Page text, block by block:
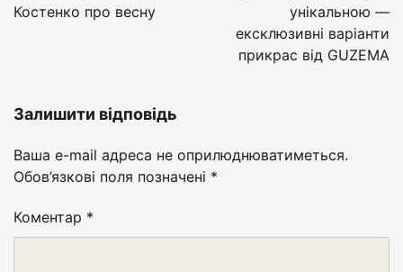
Костенко про весну
унікальною —
ексклюзивні варіанти
прикрас від GUZEMA
Залишити відповідь
Ваша e-mail адреса не оприлюднюватиметься.
Обов’язкові поля позначені *
Коментар *